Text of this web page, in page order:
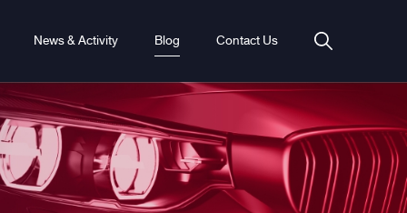
News & Activity Blog Contact Us